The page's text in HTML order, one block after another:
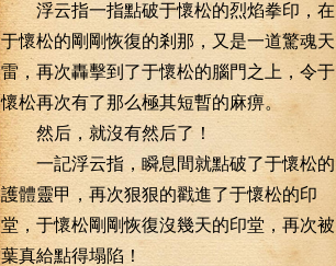
浮云指一指點破于懷松的烈焰拳印，在
于懷松的剛剛恢復的剎那，又是一道驚魂天
雷，再次轟擊到了于懷松的腦門之上，令于
懷松再次有了那么極其短暫的麻痹。
然后，就沒有然后了！
一記浮云指，瞬息間就點破了于懷松的
護體靈甲，再次狠狠的戳進了于懷松的印
堂，于懷松剛剛恢復沒幾天的印堂，再次被
葉真給點得塌陷！